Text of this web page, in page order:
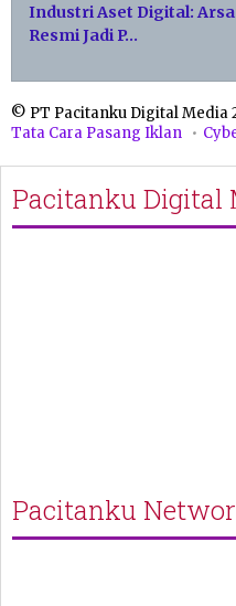
Industri Aset Digital:
Resmi Jadi P…
© PT Pacitanku Digital Media
Tata Cara Pasang Iklan
Pacitanku Digital
Pacitanku